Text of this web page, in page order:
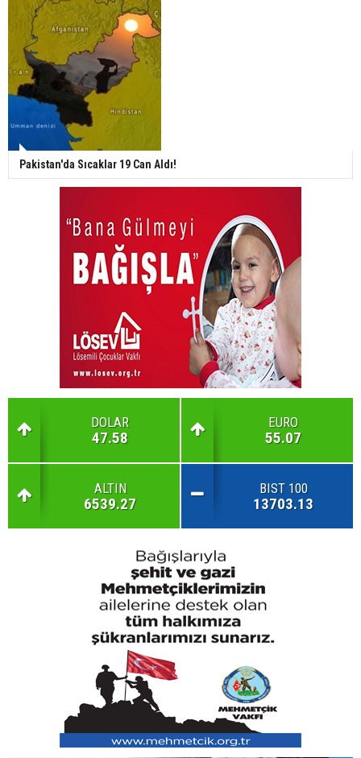
Pakistan'da Sıcaklar 19 Can Aldı!
DOLAR
47.58
EURO
55.07
ALTIN
6539.27
BIST 100
13703.13